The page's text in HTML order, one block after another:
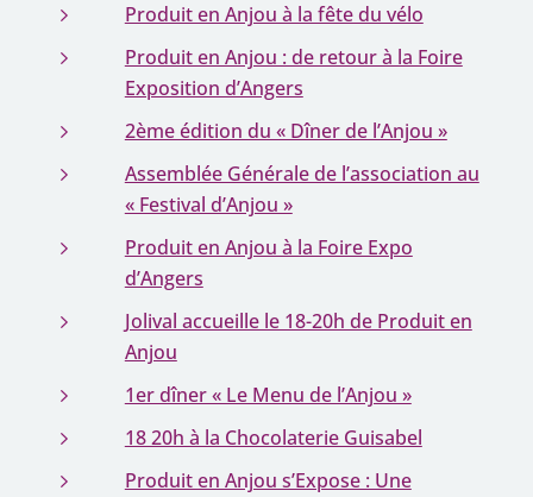
Produit en Anjou à la fête du vélo
Produit en Anjou : de retour à la Foire
Exposition d’Angers
2ème édition du « Dîner de l’Anjou »
Assemblée Générale de l’association au
« Festival d’Anjou »
Produit en Anjou à la Foire Expo
d’Angers
Jolival accueille le 18-20h de Produit en
Anjou
1er dîner « Le Menu de l’Anjou »
18 20h à la Chocolaterie Guisabel
Produit en Anjou s’Expose : Une